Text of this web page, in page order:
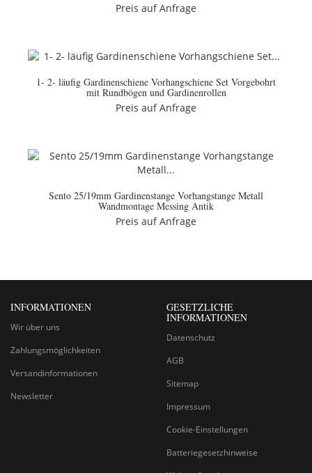
Preis auf Anfrage
1- 2- läufig Gardinenschiene Vorhangschiene Set Vorgebohrt
mit Rundbögen und Gardinenrollen
Preis auf Anfrage
Sento 25/19mm Gardinenstange Vorhangstange Metall
Wandmontage Messing Antik
Preis auf Anfrage
INFORMATIONEN
Wir über uns
Zahlungsmöglichkeiten
Versandinformationen
Newsletter
GESETZLICHE
INFORMATIONEN
Datenschutz
AGB
Sitemap
Impressum
Cookie-Einstellungen
Batteriegesetzhinweise